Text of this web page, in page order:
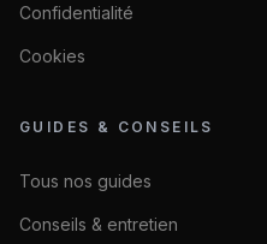
Confidentialité
Cookies
GUIDES & CONSEILS
Tous nos guides
Conseils & entretien